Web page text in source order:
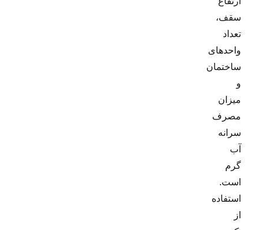
سقف،
تعداد
واحدهای
ساختمان
و
میزان
مصرف
سرانه
آب
گرم
است.
استفاده
از